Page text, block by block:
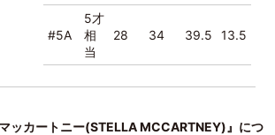
#5A
5才
相
当
28 34 39.5 13.5
ッカートニー(STELLA MCCARTNEY)』につ